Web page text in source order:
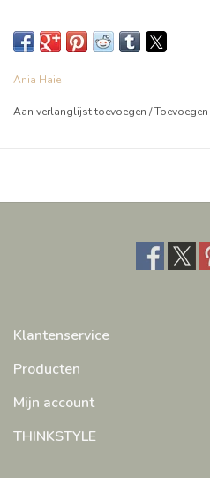
Ania Haie
Aan verlanglijst toevoegen /
Klantenservice
Producten
Mijn account
THINKSTYLE